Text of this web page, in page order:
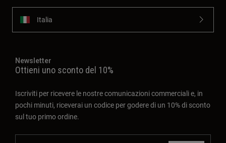
Italia
Newsletter
Ottieni uno sconto del 10%
Iscriviti per ricevere le nostre comunicazioni commerciali e, in
pochi minuti, riceverai un codice per godere di un 10% di sconto
sul tuo primo ordine.